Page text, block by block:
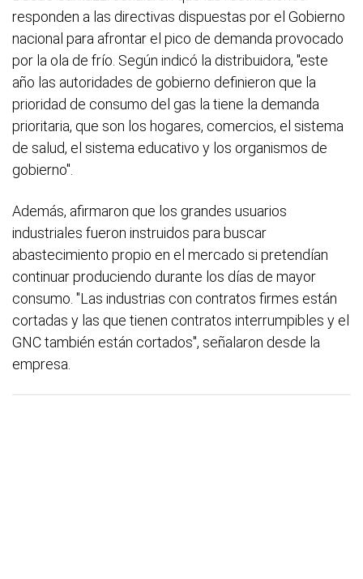
responden a las directivas dispuestas por el Gobierno
nacional para afrontar el pico de demanda provocado
por la ola de frío. Según indicó la distribuidora, "este
año las autoridades de gobierno definieron que la
prioridad de consumo del gas la tiene la demanda
prioritaria, que son los hogares, comercios, el sistema
de salud, el sistema educativo y los organismos de
gobierno".
Además, afirmaron que los grandes usuarios
industriales fueron instruidos para buscar
abastecimiento propio en el mercado si pretendían
continuar produciendo durante los días de mayor
consumo. "Las industrias con contratos firmes están
cortadas y las que tienen contratos interrumpibles y el
GNC también están cortados", señalaron desde la
empresa.